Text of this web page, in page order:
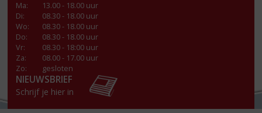
Ma:
13.00 - 18.00 uur
Di:
08.30 - 18.00 uur
Wo:
08.30 - 18.00 uur
Do:
08.30 - 18.00 uur
Vr:
08.30 - 18:00 uur
Za:
08.00 - 17.00 uur
Zo:
gesloten
NIEUWSBRIEF
Schrijf je hier in